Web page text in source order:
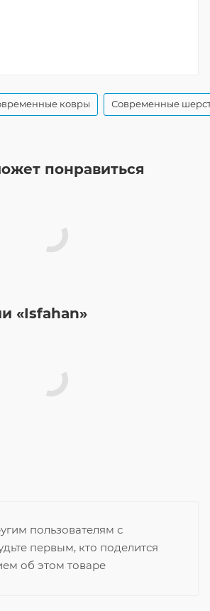
ковры Современные
понравиться
«Isfahan»
пользователям с
первым, кто поделится
об этом товаре